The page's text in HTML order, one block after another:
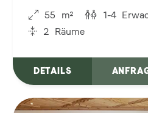
Bärenkräfte sammeln.
1-4
55
m²
2 Räume
DETAILS